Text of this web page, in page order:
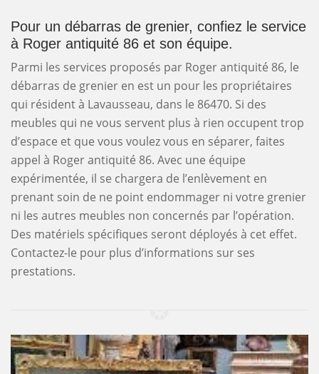
Pour un débarras de grenier, confiez le service
à Roger antiquité 86 et son équipe.
Parmi les services proposés par Roger antiquité 86, le
débarras de grenier en est un pour les propriétaires
qui résident à Lavausseau, dans le 86470. Si des
meubles qui ne vous servent plus à rien occupent trop
d’espace et que vous voulez vous en séparer, faites
appel à Roger antiquité 86. Avec une équipe
expérimentée, il se chargera de l’enlèvement en
prenant soin de ne point endommager ni votre grenier
ni les autres meubles non concernés par l’opération.
Des matériels spécifiques seront déployés à cet effet.
Contactez-le pour plus d’informations sur ses
prestations.